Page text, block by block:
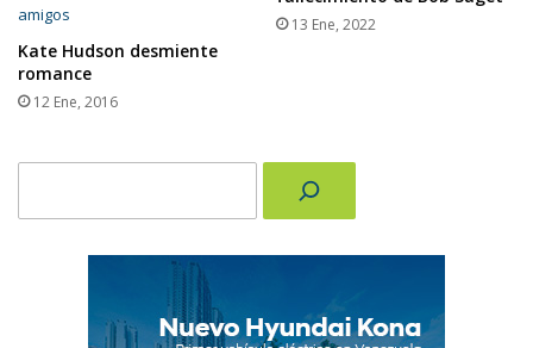
Kate Hudson desmiente
romance
12 Ene, 2016
13 Ene, 2022